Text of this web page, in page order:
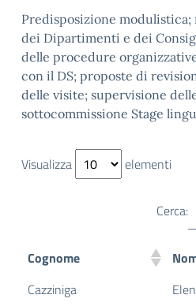
Predisposizione
dei Dipartimenti e dei
delle procedure
con il DS; proposte di
delle visite; supervisione
sottocommissione Stage
Visualizza elementi
Cerca:
Cognome
Cazziniga